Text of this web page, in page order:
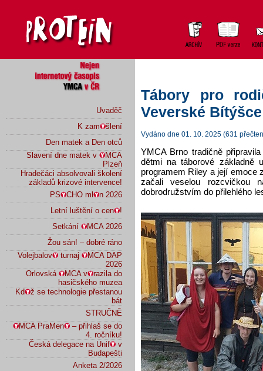
Uvaděč
K zam
šlení
Den matek a Den otců
Slavení dne matek v
MCA
Plzeň
Hradečáci absolvovali školení
základů krizové intervence!
PS
CHO ml
n 2026
Letní luštění o cen
!
Setkání
MCA 2026
Žou sán! – dobré ráno
Volejbalov
turnaj
MCA DAP
2026
Orlovská
MCA v
razila do
hasičského muzea
Kd
ž se technologie přestanou
bát
STRUČNĚ
MCA PraMen
– přihlaš se do
4. ročníku!
Česká delegace na Unif
v
Budapešti
Anketa 2/2026
Tábory pro
Veverské Bítýšce
Vydáno dne 01. 10. 2025 (631
YMCA Brno tradičně
dětmi na táborové základně
programem Riley a její emoce
začali veselou
dobrodružstvím do přilehlého